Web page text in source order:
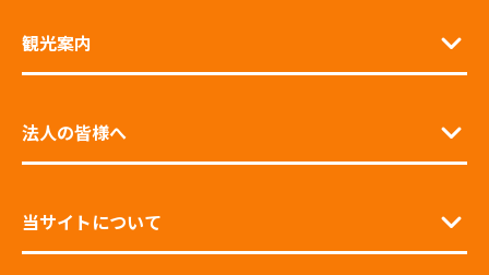
観光案内
法人の皆様へ
当サイトについて